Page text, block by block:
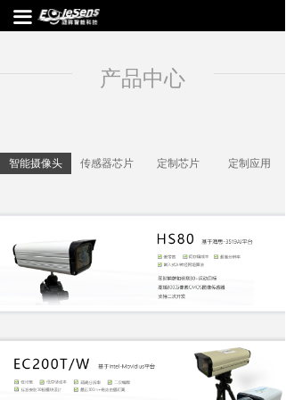
끀
产品中心
智能摄像头 传感器芯片 定制芯片 定制应用